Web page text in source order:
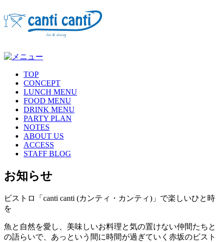
TOP
CONCEPT
LUNCH MENU
FOOD MENU
DRINK MENU
PARTY PLAN
NOTES
ABOUT US
ACCESS
STAFF BLOG
お知らせ
ビストロ「canti canti (カンティ・カンティ)」で楽しいひと時
を
魚と自然を愛し、美味しいお料理と気の置けない仲間たちと
の語らいで、あっという間に時間が過ぎていく赤坂のビスト